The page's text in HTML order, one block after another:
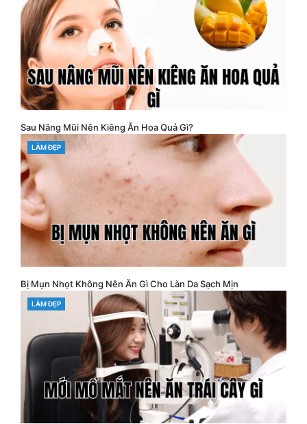
Sau Nâng Mũi Nên Kiêng Ăn Hoa Quả Gì?
CATEGORIES
LÀM ĐẸP
Bị Mụn Nhọt Không Nên Ăn Gì Cho Làn Da Sạch Mịn
CATEGORIES
LÀM ĐẸP